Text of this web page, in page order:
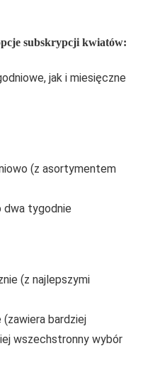
subskrypcji kwiatów:
jak i miesięczne
(z asortymentem
dwa tygodnie
(z najlepszymi
(zawiera bardziej
wszechstronny wybór